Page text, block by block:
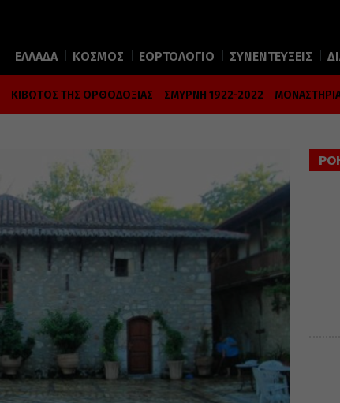
ΕΛΛΑΔΑ ΚΟΣΜΟΣ ΕΟΡΤΟΛΟΓΙΟ ΣΥΝΕΝΤΕΥΞΕΙΣ
ΚΙΒΩΤΟΣ ΤΗΣ ΟΡΘΟΔΟΞΙΑΣ ΣΜΥΡΝΗ 1922-2022